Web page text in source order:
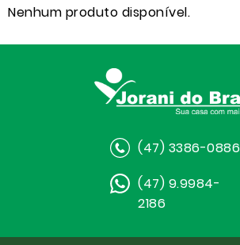
Nenhum produto disponível.
(47) 3386-0886
(47) 9.9984-
2186